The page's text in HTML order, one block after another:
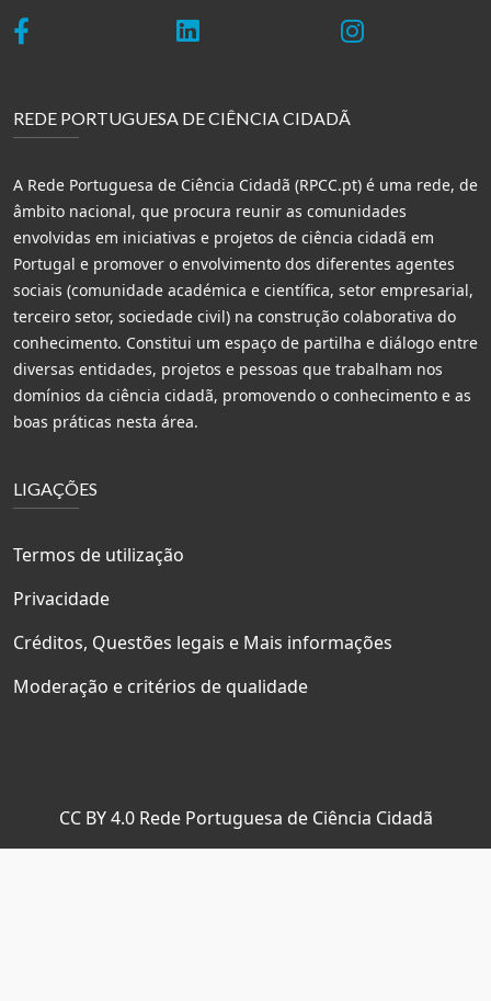
REDE PORTUGUESA DE CIÊNCIA CIDADÃ
A Rede Portuguesa de Ciência Cidadã (RPCC.pt) é uma rede, de
âmbito nacional, que procura reunir as comunidades
envolvidas em iniciativas e projetos de ciência cidadã em
Portugal e promover o envolvimento dos diferentes agentes
sociais (comunidade académica e científica, setor empresarial,
terceiro setor, sociedade civil) na construção colaborativa do
conhecimento. Constitui um espaço de partilha e diálogo entre
diversas entidades, projetos e pessoas que trabalham nos
domínios da ciência cidadã, promovendo o conhecimento e as
boas práticas nesta área.
LIGAÇÕES
Termos de utilização
Privacidade
Créditos, Questões legais e Mais informações
Moderação e critérios de qualidade
CC BY 4.0 Rede Portuguesa de Ciência Cidadã